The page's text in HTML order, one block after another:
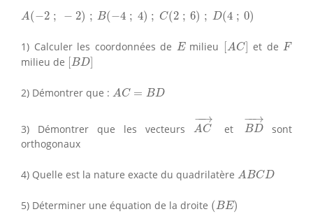
A(−2 ; − 2) ; B(−4 ; 4) ; C(2 ; 6) ; D(4 ; 0)
A (− 2; B( 4;4 C 2; ;D(4 0)
1) Calculer les coordonnées de E
Emilieu [AC]
[ A C] et de F
F
milieu de [BD]
[BD]
2) Démontrer que : AC = BD
AC= D
3) Démontrer que les vecteurs
−
−→
AC
AC→
et
−
−→
BD
BD→
sont
orthogonaux
4) Quelle est la nature exacte du quadrilatère ABCD
A BCD
5) Déterminer une équation de la droite (BE)
(BE)